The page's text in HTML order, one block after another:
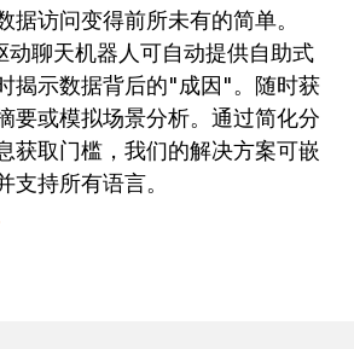
据访问变得前所未有的简单。
聊天机器人可自动提供自助式
揭示数据背后的"成因"。随时获
要或模拟场景分析。通过简化分
获取门槛，我们的解决方案可嵌
支持所有语言。